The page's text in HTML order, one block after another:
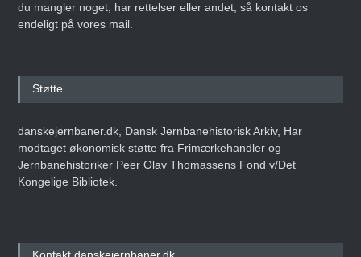
du mangler noget, har rettelser eller andet, så kontakt os
endeligt på vores mail.
Støtte
danskejernbaner.dk, Dansk Jernbanehistorisk Arkiv, Har
modtaget økonomisk støtte fra Frimærkehandler og
Jernbanehistoriker Peer Olav Thomassens Fond v/Det
Kongelige Bibliotek.